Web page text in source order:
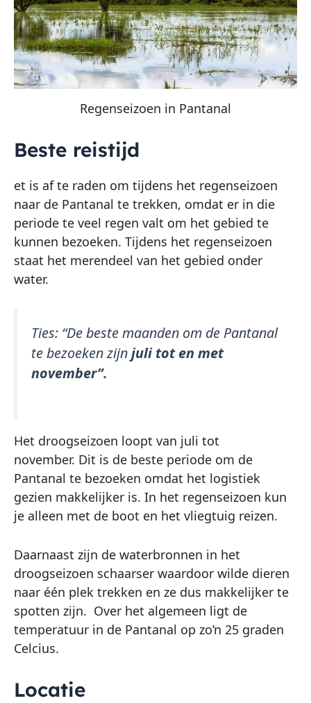
Regenseizoen in Pantanal
Beste reistijd
et is af te raden om tijdens het regenseizoen
naar de Pantanal te trekken, omdat er in die
periode te veel regen valt om het gebied te
kunnen bezoeken. Tijdens het regenseizoen
staat het merendeel van het gebied onder
water.
Ties: “De beste maanden om de Pantanal
te bezoeken zijnjuli tot en met
november”.
Het droogseizoen loopt van juli tot
november. Dit is de beste periode om de
Pantanal te bezoeken omdat het logistiek
gezien makkelijker is. In het regenseizoen kun
je alleen met de boot en het vliegtuig reizen.
Daarnaast zijn de waterbronnen in het
droogseizoen schaarser waardoor wilde dieren
naar één plek trekken en ze dus makkelijker te
spotten zijn. Over het algemeen ligt de
temperatuur in de Pantanal op zo’n 25 graden
Celcius.
Locatie